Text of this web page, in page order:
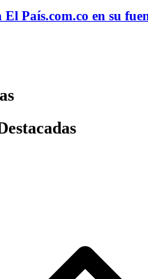
El País.com.co en su